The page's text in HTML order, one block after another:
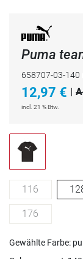
Puma
658707-03-140
12,97 €
incl. 21 % Btw.
116
176
Gewählte Farbe: